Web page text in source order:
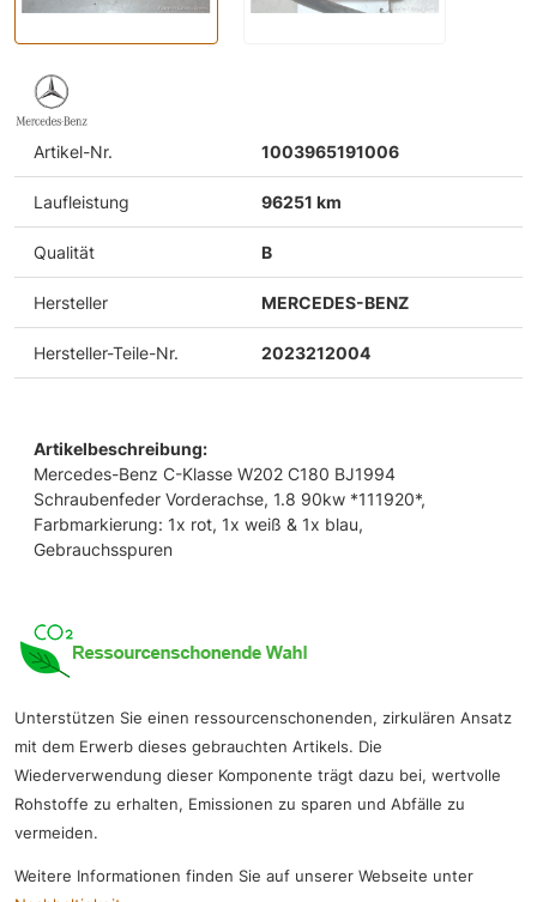
Artikel-Nr. 1003965191006
Laufleistung 96251 km
Qualität B
Hersteller MERCEDES-BENZ
Hersteller-Teile-Nr. 2023212004
Artikelbeschreibung:
Mercedes-Benz C-Klasse W202 C180 BJ1994
Schraubenfeder Vorderachse, 1.8 90kw *111920*,
Farbmarkierung: 1x rot, 1x weiß & 1x blau,
Gebrauchsspuren
Unterstützen Sie einen ressourcenschonenden, zirkulären Ansatz
mit dem Erwerb dieses gebrauchten Artikels. Die
Wiederverwendung dieser Komponente trägt dazu bei, wertvolle
Rohstoffe zu erhalten, Emissionen zu sparen und Abfälle zu
vermeiden.
Weitere Informationen finden Sie auf unserer Webseite unter